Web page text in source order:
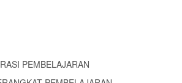
PEMBELAJARAN